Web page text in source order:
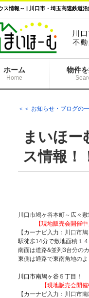
ス情報～ | 川口市・埼玉高速鉄道
ホーム
Home
物件
＜＜ お知らせ・ブログの
まいほー
ス情報！
川口市鳩ヶ谷本町～広々
【現地販売会開催中
【カーナビ入力：川口市
駅徒歩14分で敷地面積１
南面は道路&並列3台分の
東側は通路で東南角地の
川口市南鳩ヶ谷５丁目！
【現地販売会開催
【カーナビ入力：川口市